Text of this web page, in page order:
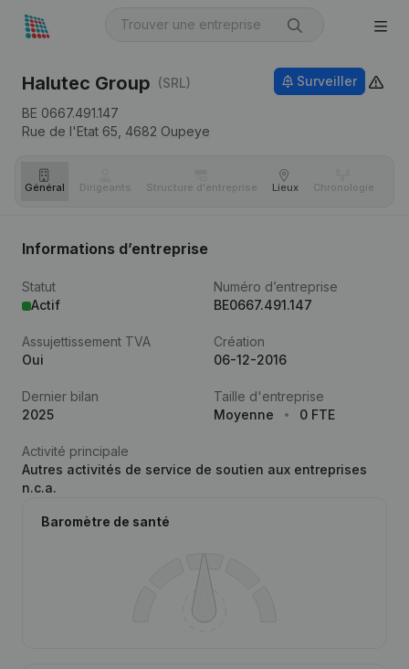
Halutec Group (SRL)
BE 0667.491.147
Rue de l'Etat 65, 4682 Oupeye
Surveiller
Général Dirigeants Structure d'entreprise Lieux Chronologie
Informations d’entreprise
Statut
Actif
Numéro d’entreprise
BE0667.491.147
Assujettissement TVA
Oui
Création
06-12-2016
Dernier bilan
2025
Taille d'entreprise
Moyenne
0 FTE
Activité principale
Autres activités de service de soutien aux entreprises
n.c.a.
Baromètre de santé